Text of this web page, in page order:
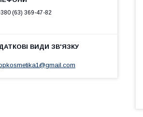
(63) 369-47-82